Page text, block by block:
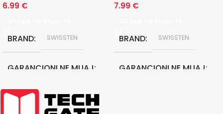
6.99 €
BRAND SWISSTEN
GARANCIONI NE MUAJ
12
7.99 €
BRAND SWISSTEN
GARANCIONI NE MUAJ